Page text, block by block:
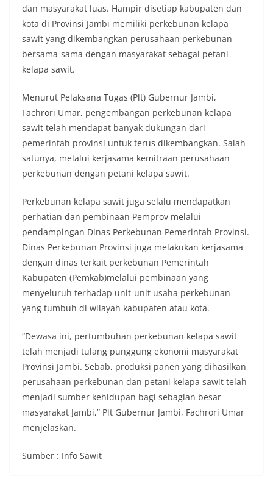
dan masyarakat luas. Hampir disetiap kabupaten dan
kota di Provinsi Jambi memiliki perkebunan kelapa
sawit yang dikembangkan perusahaan perkebunan
bersama-sama dengan masyarakat sebagai petani
kelapa sawit.
Menurut Pelaksana Tugas (Plt) Gubernur Jambi,
Fachrori Umar, pengembangan perkebunan kelapa
sawit telah mendapat banyak dukungan dari
pemerintah provinsi untuk terus dikembangkan. Salah
satunya, melalui kerjasama kemitraan perusahaan
perkebunan dengan petani kelapa sawit.
Perkebunan kelapa sawit juga selalu mendapatkan
perhatian dan pembinaan Pemprov melalui
pendampingan Dinas Perkebunan Pemerintah Provinsi.
Dinas Perkebunan Provinsi juga melakukan kerjasama
dengan dinas terkait perkebunan Pemerintah
Kabupaten (Pemkab)melalui pembinaan yang
menyeluruh terhadap unit-unit usaha perkebunan
yang tumbuh di wilayah kabupaten atau kota.
“Dewasa ini, pertumbuhan perkebunan kelapa sawit
telah menjadi tulang punggung ekonomi masyarakat
Provinsi Jambi. Sebab, produksi panen yang dihasilkan
perusahaan perkebunan dan petani kelapa sawit telah
menjadi sumber kehidupan bagi sebagian besar
masyarakat Jambi,” Plt Gubernur Jambi, Fachrori Umar
menjelaskan.
Sumber : Info Sawit